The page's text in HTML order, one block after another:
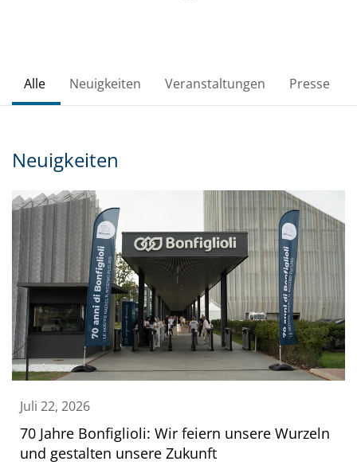
Alle Neuigkeiten Veranstaltungen Presse
Neuigkeiten
Juli 22, 2026
70 Jahre Bonfiglioli: Wir feiern unsere Wurzeln
und gestalten unsere Zukunft